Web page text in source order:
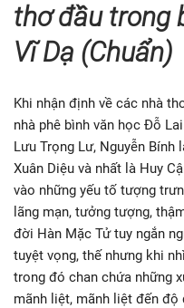
thơ đầu trong
Vĩ Dạ (Chuẩn)
Khi nhận định về các nhà
nhà phê bình văn học Đỗ
Lưu Trọng Lư, Nguyễn Bính
Xuân Diệu và nhất là Huy
vào những yếu tố tượng
lãng mạn, tưởng tượng,
đời Hàn Mặc Tử tuy ngắn
tuyệt vọng, thế nhưng khi
trong đó chan chứa những
mãnh liệt, mãnh liệt đến độ